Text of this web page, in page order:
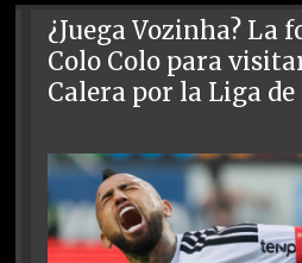
¿Juega Vozinha? La
Colo Colo para
Calera por la Liga